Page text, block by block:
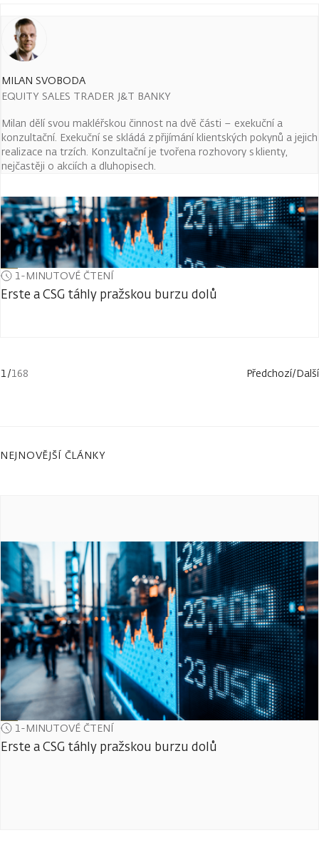
MILAN SVOBODA
EQUITY SALES TRADER J&T BANKY
Milan dělí svou makléřskou činnost na dvě části – exekuční a
konzultační. Exekuční se skládá z přijímání klientských pokynů a jejich
realizace na trzích. Konzultační je tvořena rozhovory s klienty,
nejčastěji o akciích a dluhopisech.
1-MINUTOVÉ ČTENÍ
Erste a CSG táhly pražskou burzu dolů
1/168 Předchozí/Další
NEJNOVĚJŠÍ ČLÁNKY
1-MINUTOVÉ ČTENÍ
Erste a CSG táhly pražskou burzu dolů